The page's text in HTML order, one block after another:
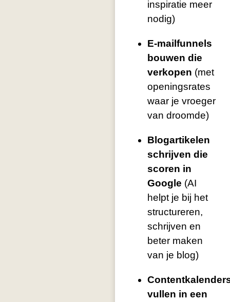
inspiratie meer
nodig)
E-mailfunnels
bouwen die
verkopen (met
openingsrates
waar je vroeger
van droomde)
Blogartikelen
schrijven die
scoren in
Google (AI
helpt je bij het
structureren,
schrijven en
beter maken
van je blog)
vullen in een